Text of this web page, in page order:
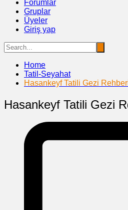
Forumlar
Gruplar
Üyeler
Giriş yap
Home
Tatil-Seyahat
Hasankeyf Tatili Gezi
Hasankeyf Tatili Gezi